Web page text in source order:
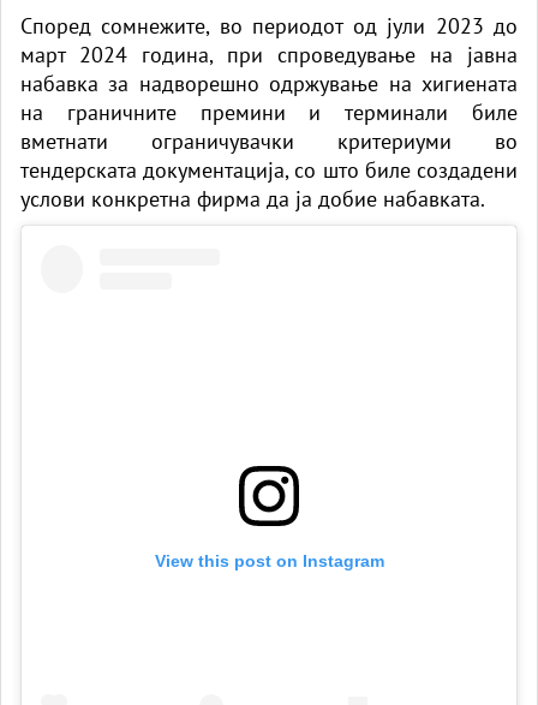
Според сомнежите, во периодот од јули 2023 до
март 2024 година, при спроведување на јавна
набавка за надворешно одржување на хигиената
на граничните премини и терминали биле
вметнати ограничувачки критериуми во
тендерската документација, со што биле создадени
услови конкретна фирма да ја добие набавката.
View this post on Instagram